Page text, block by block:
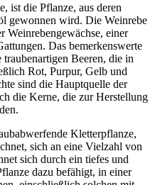
ist die Pflanze, aus deren
gewonnen wird. Die Weinrebe
Weinrebengewächse, einer
Das bemerkenswerte
Beeren, die in
Rot, Purpur, Gelb und
sind die Hauptquelle der
die Kerne, die zur Herstellung
Kletterpflanze,
sich an eine Vielzahl von
sich durch ein tiefes und
dazu befähigt, in einer